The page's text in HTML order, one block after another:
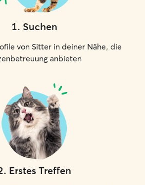
1. Suchen
von Sitter in deiner Nähe, die
anbieten
. Erstes Treffen